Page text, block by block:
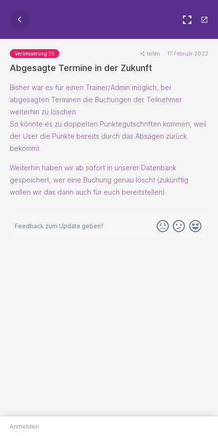
Verbesserung 🐱‍🏍 teilen 17 Februar 2022
Abgesagte Termine in der Zukunft
Bisher war es für einen Trainer/Admin möglich, bei
abgesagten Terminen die Buchungen der Teilnehmer
weiterhin zu löschen.
So könnte es zu doppelten Punktegutschriften kommen, weil
der User die Punkte bereits durch das Absagen zurück
bekommt.
Weiterhin haben wir ab sofort in unserer Datenbank
gespeichert, wer eine Buchung genau löscht (zukünftig
wollen wir das dann auch für euch bereitstellen).
Feedback zum Update geben?
Anmelden